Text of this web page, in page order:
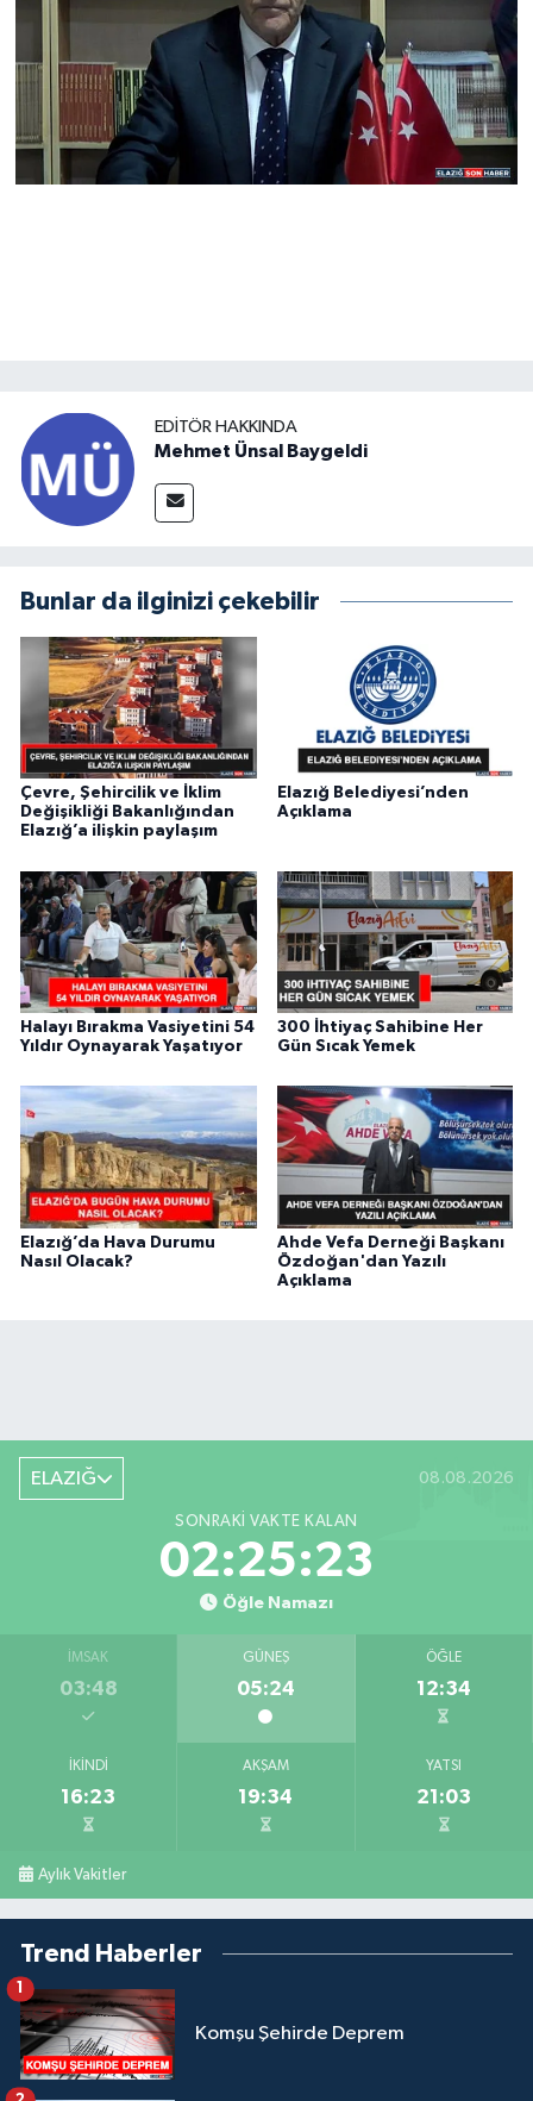
EDITÖR HAKKINDA
Mehmet Ünsal Baygeldi
Bunlar da ilginizi çekebilir
Çevre, Şehircilik ve İklim
Değişikliği Bakanlığından
Elazığ’a ilişkin paylaşım
Elazığ Belediyesi’nden
Açıklama
Halayı Bırakma Vasiyetini 54
Yıldır Oynayarak Yaşatıyor
300 İhtiyaç Sahibine Her
Gün Sıcak Yemek
Elazığ’da Hava Durumu
Nasıl Olacak?
Ahde Vefa Derneği Başkanı
Özdoğan'dan Yazılı
Açıklama
ELAZIĞ 08.08.2026
SONRAKI VAKTE KALAN
02:25:22
Öğle Namazı
İMSAK
03:48
GÜNEŞ
05:24
ÖĞLE
12:34
İKINDI
16:23
AKŞAM
19:34
YATSI
21:03
Aylık Vakitler
Trend Haberler
Komşu Şehirde Deprem
1